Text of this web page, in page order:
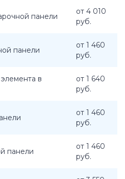
панели
от 4 010
руб.
панели
от 1 460
руб.
в
от 1 640
руб.
от 1 460
руб.
панели
от 1 460
руб.